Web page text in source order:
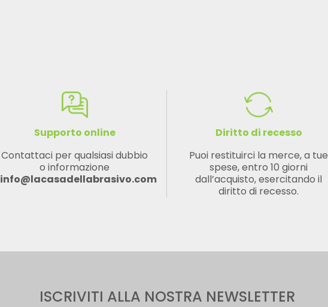
Supporto online
Contattaci per qualsiasi dubbio
o informazione
info@lacasadellabrasivo.com
Diritto di recesso
Puoi restituirci la merce, a tue
spese, entro 10 giorni
dall’acquisto, esercitando il
diritto di recesso.
ISCRIVITI ALLA NOSTRA NEWSLETTER